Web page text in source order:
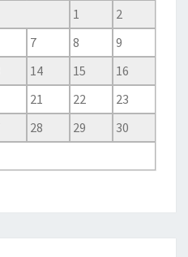
1
2
7 8
9
14 15
16
21 22
23
28 29
30